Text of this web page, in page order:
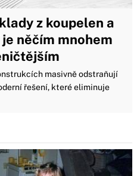
z koupelen a
něčím mnohem
masivně odstraňují
řešení, které eliminuje